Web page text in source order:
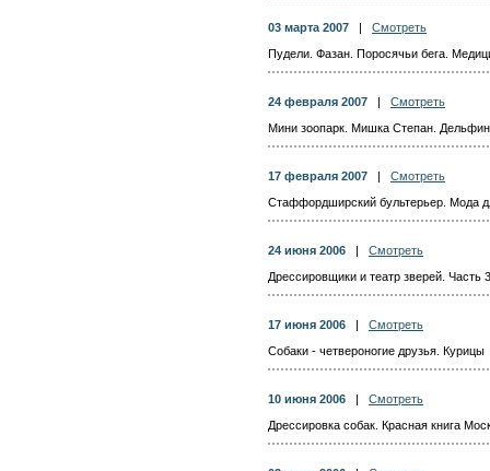
03 марта 2007
Смотреть
Пудели. Фазан. Поросячьи бега.
24 февраля 2007
Смотреть
Мини зоопарк. Мишка Степан.
17 февраля 2007
Смотреть
Стаффордширский бультерьер. Мода
24 июня 2006
Смотреть
Дрессировщики и театр зверей.
17 июня 2006
Смотреть
Собаки - четвероногие друзья. Курицы
10 июня 2006
Смотреть
Дрессировка собак. Красная книга